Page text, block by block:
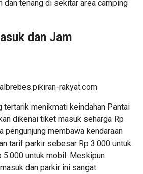
dan tenang di sekitar area camping
dan Jam
rakyat.com
tertarik menikmati keindahan Pantai
dikenai tiket masuk seharga Rp
pengunjung membawa kendaraan
tarif parkir sebesar Rp 3.000 untuk
5.000 untuk mobil. Meskipun
dan parkir ini sangat